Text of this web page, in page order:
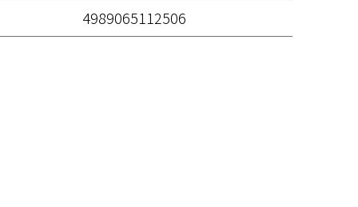
4989065112506